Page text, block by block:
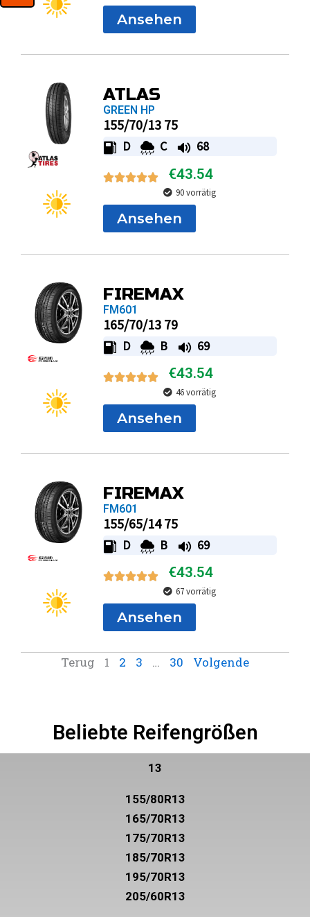
Ansehen
ATLAS
GREEN HP
155/70/13 75
D C 68
€43.54
90 vorrätig
Ansehen
FIREMAX
FM601
165/70/13 79
D B 69
€43.54
46 vorrätig
Ansehen
FIREMAX
FM601
155/65/14 75
D B 69
€43.54
67 vorrätig
Ansehen
Terug 1 2 3 … 30 Volgende
Beliebte Reifengrößen
13
155/80R13
165/70R13
175/70R13
185/70R13
195/70R13
205/60R13